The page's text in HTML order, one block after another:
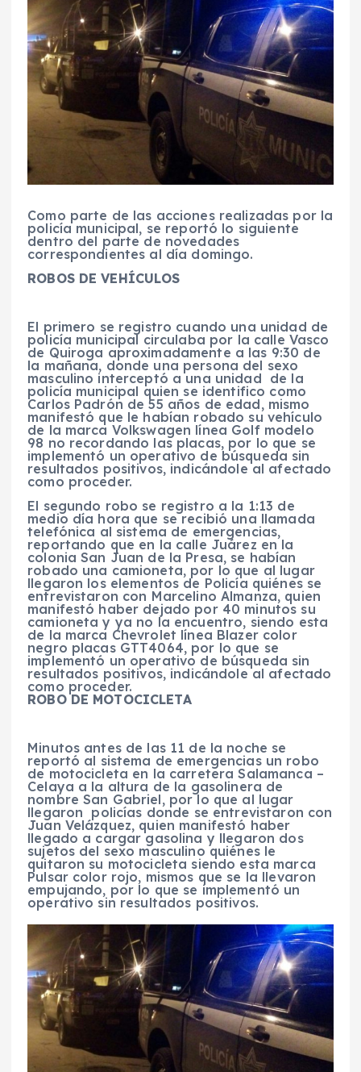
Como parte de las acciones realizadas por la
policía municipal, se reportó lo siguiente
dentro del parte de novedades
correspondientes al día domingo.
ROBOS DE VEHÍCULOS
El primero se registro cuando una unidad de
policía municipal circulaba por la calle Vasco
de Quiroga aproximadamente a las 9:30 de
la mañana, donde una persona del sexo
masculino interceptó a una unidad de la
policía municipal quien se identifico como
Carlos Padrón de 55 años de edad, mismo
manifestó que le habían robado su vehículo
de la marca Volkswagen línea Golf modelo
98 no recordando las placas, por lo que se
implementó un operativo de búsqueda sin
resultados positivos, indicándole al afectado
como proceder.
El segundo robo se registro a la 1:13 de
medio día hora que se recibió una llamada
telefónica al sistema de emergencias,
reportando que en la calle Juárez en la
colonia San Juan de la Presa, se habían
robado una camioneta, por lo que al lugar
llegaron los elementos de Policía quiénes se
entrevistaron con Marcelino Almanza, quien
manifestó haber dejado por 40 minutos su
camioneta y ya no la encuentro, siendo esta
de la marca Chevrolet línea Blazer color
negro placas GTT4064, por lo que se
implementó un operativo de búsqueda sin
resultados positivos, indicándole al afectado
como proceder.
ROBO DE MOTOCICLETA
Minutos antes de las 11 de la noche se
reportó al sistema de emergencias un robo
de motocicleta en la carretera Salamanca –
Celaya a la altura de la gasolinera de
nombre San Gabriel, por lo que al lugar
llegaron policías donde se entrevistaron con
Juan Velázquez, quien manifestó haber
llegado a cargar gasolina y llegaron dos
sujetos del sexo masculino quiénes le
quitaron su motocicleta siendo esta marca
Pulsar color rojo, mismos que se la llevaron
empujando, por lo que se implementó un
operativo sin resultados positivos.